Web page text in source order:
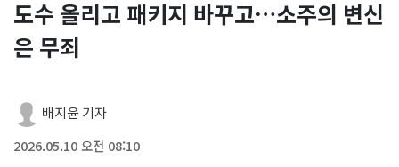
도수 올리고 패키지 바꾸고…소주의 변신
은 무죄
배지윤 기자
2026.05.10 오전 08:10